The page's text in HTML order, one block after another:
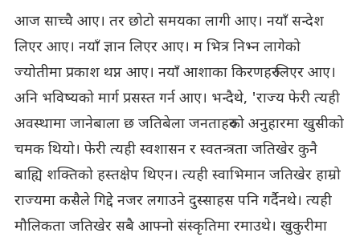
आज साच्चै आए। तर छोटो समयका लागी आए। नयाँ सन्देश
लिएर आए। नयाँ ज्ञान लिएर आए। म भित्र निभ्न लागेको
ज्योतीमा प्रकाश थप्न आए। नयाँ आशाका किरणहरु लिएर आए।
अनि भविष्यको मार्ग प्रसस्त गर्न आए। भन्दैथे, 'राज्य फेरी त्यही
अवस्थामा जानेबाला छ जतिबेला जनताहरुको अनुहारमा खुसीको
चमक थियो। फेरी त्यही स्वशासन र स्वतन्त्रता जतिखेर कुनै
बाह्यि शक्तिको हस्तक्षेप थिएन। त्यही स्वाभिमान जतिखेर हाम्रो
राज्यमा कसैले गिद्दे नजर लगाउने दुस्साहस पनि गर्दैनथे। त्यही
मौलिकता जतिखेर सबै आफ्नो संस्कृतिमा रमाउथे। खुकुरीमा